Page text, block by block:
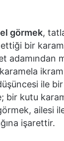
görmek,
bir
adamından
ile bir
bir kutu
ailesi
işarettir.